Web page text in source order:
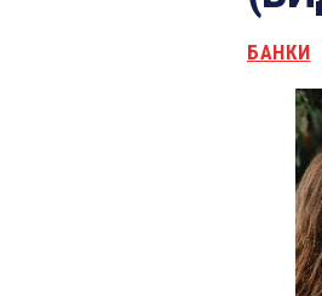
БАНКИ